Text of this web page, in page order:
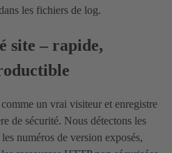
les fichiers de log.
site – rapide,
un vrai visiteur et enregistre
de sécurité. Nous détectons les
numéros de version exposés,